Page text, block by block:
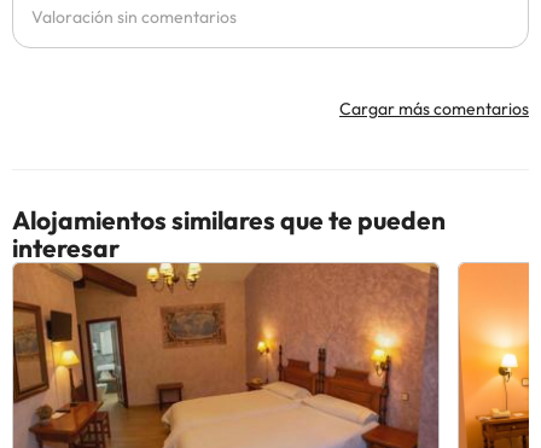
Valoración sin comentarios
Cargar más comentarios
Alojamientos similares que te pueden
interesar